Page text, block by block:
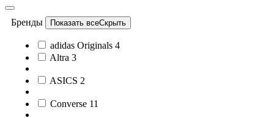
Бренды Показать всеСкрыть
adidas Originals 4
Altra 3
ASICS 2
Converse 11